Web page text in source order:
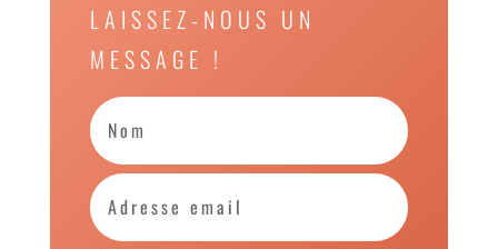
LAISSEZ-NOUS UN
MESSAGE !